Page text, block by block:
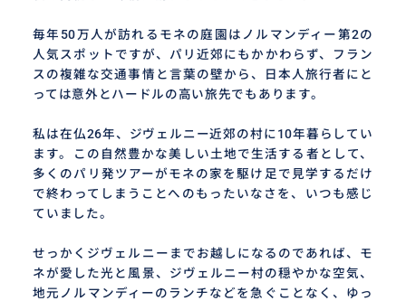
毎年50万人が訪れるモネの庭園はノルマンディー第2の
人気スポットですが、パリ近郊にもかかわらず、フラン
スの複雑な交通事情と言葉の壁から、日本人旅行者にと
っては意外とハードルの高い旅先でもあります。
私は在仏26年、ジヴェルニー近郊の村に10年暮らしてい
ます。この自然豊かな美しい土地で生活する者として、
多くのパリ発ツアーがモネの家を駆け足で見学するだけ
で終わってしまうことへのもったいなさを、いつも感じ
ていました。
せっかくジヴェルニーまでお越しになるのであれば、モ
ネが愛した光と風景、ジヴェルニー村の穏やかな空気、
地元ノルマンディーのランチなどを急ぐことなく、ゆっ